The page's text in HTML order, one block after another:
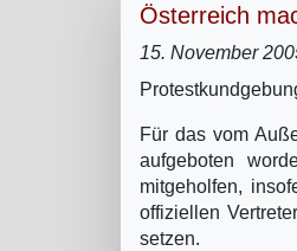
Österreich
15. November
Für das vom
aufgeboten
mitgeholfen,
offiziellen
setzen.